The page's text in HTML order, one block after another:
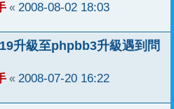
« 2008-08-02 18:03
升級至phpbb3升級遇到問
« 2008-07-20 16:22